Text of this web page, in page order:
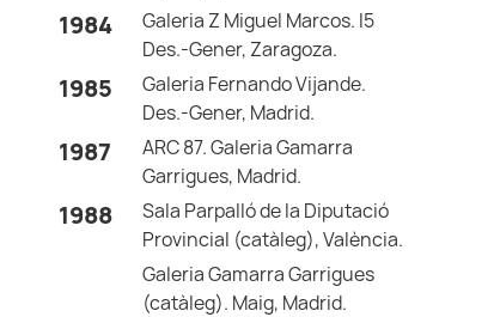
1984
Galeria Z Miguel Marcos. l5
Des.-Gener, Zaragoza.
1985
Galeria Fernando Vijande.
Des.-Gener, Madrid.
1987
ARC 87. Galeria Gamarra
Garrigues, Madrid.
1988
Sala Parpalló de la Diputació
Provincial (catàleg), València.
Galeria Gamarra Garrigues
(catàleg). Maig, Madrid.